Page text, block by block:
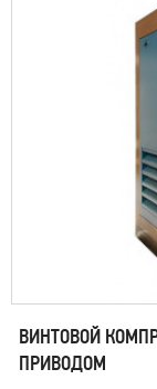
ВИНТОВОЙ
ПРИВОДОМ